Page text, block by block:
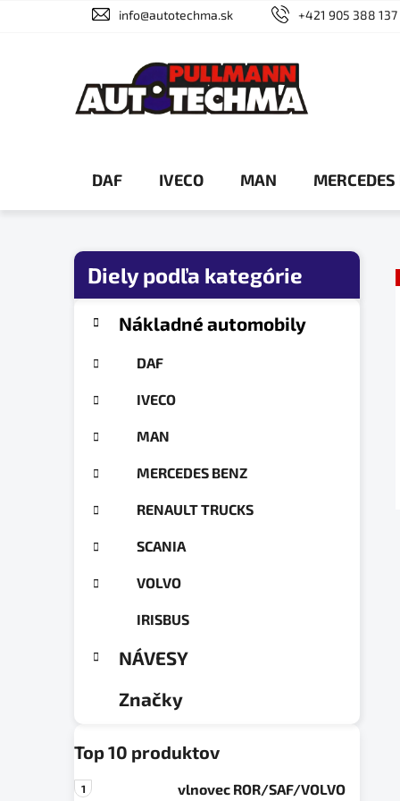
info@autotechma.sk +421 905 388 137
DAF IVECO MAN
B
kategórieNákladné automobily
DAF
IVECO
MAN
MERCEDES BENZ
RENAULT TRUCKS
SCANIA
VOLVO
IRISBUS
NÁVESY
Značky
Top 10 produktov
vlnovec ROR/SAF/VOLVO